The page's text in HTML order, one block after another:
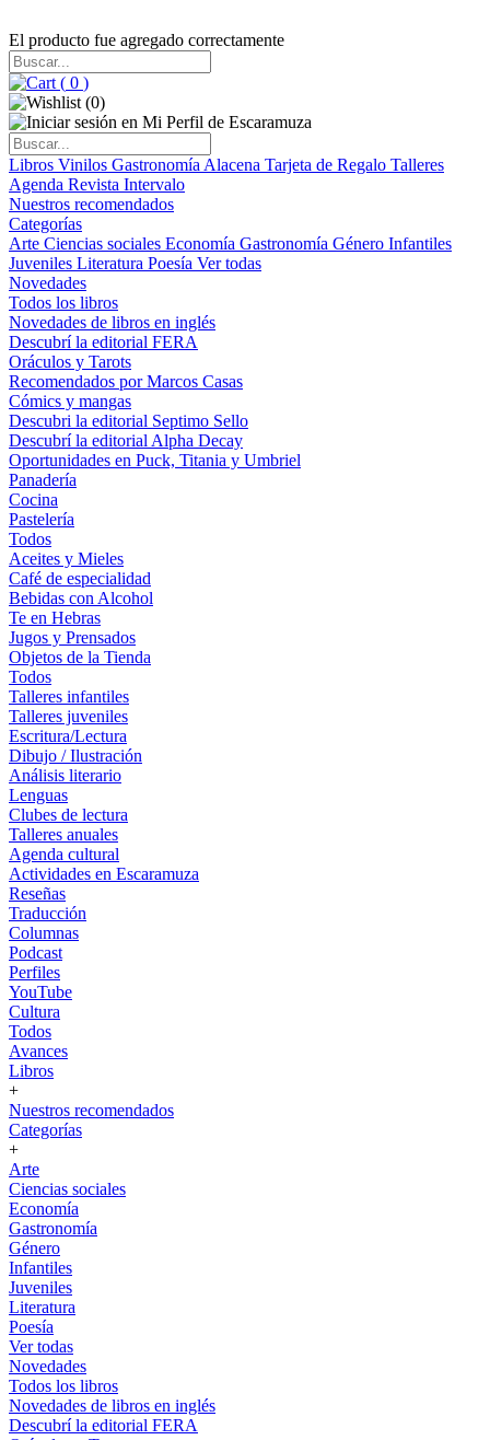
El producto fue agregado correctamente
( 0 )
(0)
Libros Vinilos Gastronomía Alacena Tarjeta de Regalo Talleres
Agenda Revista Intervalo
Nuestros recomendados
Categorías
Arte Ciencias sociales Economía Gastronomía Género Infantiles
Juveniles Literatura Poesía Ver todas
Novedades
Todos los libros
Novedades de libros en inglés
Descubrí la editorial FERA
Oráculos y Tarots
Recomendados por Marcos Casas
Cómics y mangas
Descubri la editorial Septimo Sello
Descubrí la editorial Alpha Decay
Oportunidades en Puck, Titania y Umbriel
Panadería
Cocina
Pastelería
Todos
Aceites y Mieles
Café de especialidad
Bebidas con Alcohol
Te en Hebras
Jugos y Prensados
Objetos de la Tienda
Todos
Talleres infantiles
Talleres juveniles
Escritura/Lectura
Dibujo / Ilustración
Análisis literario
Lenguas
Clubes de lectura
Talleres anuales
Agenda cultural
Actividades en Escaramuza
Reseñas
Traducción
Columnas
Podcast
Perfiles
YouTube
Cultura
Todos
Avances
Libros
+
Nuestros recomendados
Categorías
+
Arte
Ciencias sociales
Economía
Gastronomía
Género
Infantiles
Juveniles
Literatura
Poesía
Ver todas
Novedades
Todos los libros
Novedades de libros en inglés
Descubrí la editorial FERA